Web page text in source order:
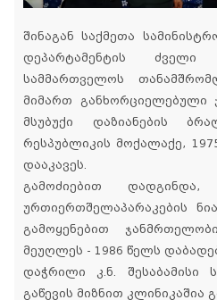
შინაგან საქმეთა
დეპარტამენტის
სამმართველოს
მიმართ განხორციელებული
მსუბუქი დაზიანების
რესპუბლიკის მოქალაქე,
დააკავეს.
გამოძიებით
ურთიერთშელაპარაკების
გამოყენებით
მეუღლეს - 1986 წელს
დაჭრილი კ.ნ. შესაბამისი
გაწევის მიზნით კლინიკაშია